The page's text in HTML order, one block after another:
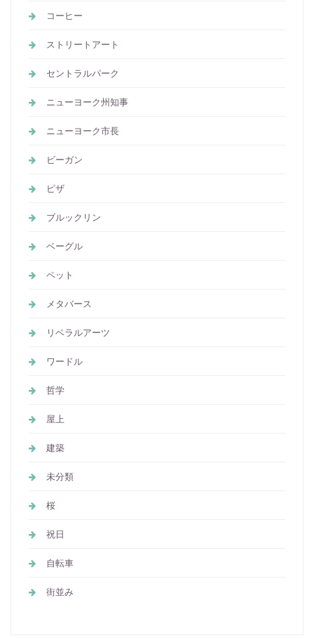
コーヒー
ストリートアート
セントラルパーク
ニューヨーク州知事
ニューヨーク市長
ビーガン
ピザ
ブルックリン
ベーグル
ペット
メタバース
リベラルアーツ
ワードル
哲学
屋上
建築
未分類
桜
祝日
自転車
街並み